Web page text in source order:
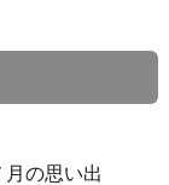
の思い出